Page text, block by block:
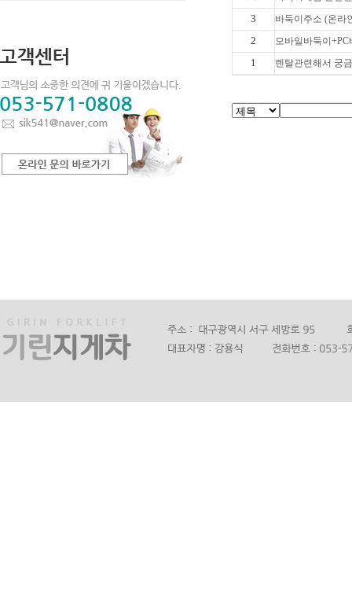
3 바둑이주소 (온라
2 모바일바둑이
1 렌탈관련해서 궁